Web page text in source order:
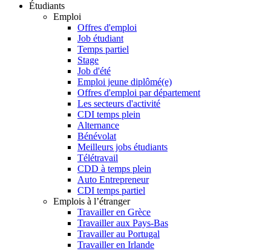
Étudiants
Emploi
Offres d'emploi
Job étudiant
Temps partiel
Stage
Job d'été
Emploi jeune diplômé(e)
Offres d'emploi par département
Les secteurs d'activité
CDI temps plein
Alternance
Bénévolat
Meilleurs jobs étudiants
Télétravail
CDD à temps plein
Auto Entrepreneur
CDI temps partiel
Emplois à l’étranger
Travailler en Grèce
Travailler aux Pays-Bas
Travailler au Portugal
Travailler en Irlande